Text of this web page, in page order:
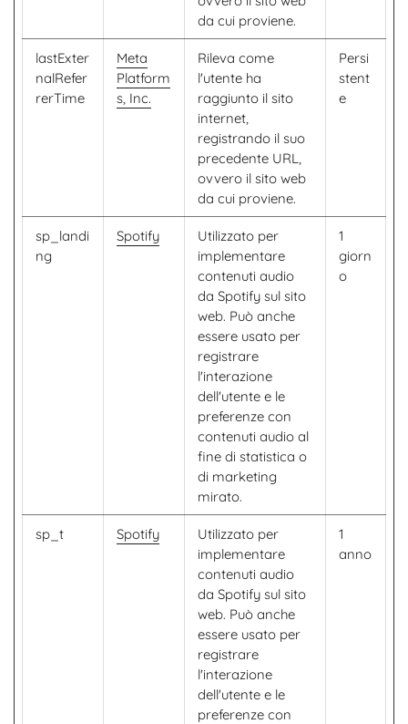
da cui proviene.
lastExter
nalRefer
rerTime
Meta
Platform
s, Inc.
Rileva come
l'utente ha
raggiunto il sito
internet,
registrando il suo
precedente URL,
ovvero il sito web
da cui proviene.
Persi
stent
e
sp_landi
ng
Spotify
Utilizzato per
implementare
contenuti audio
da Spotify sul sito
web. Può anche
essere usato per
registrare
l'interazione
dell'utente e le
preferenze con
contenuti audio al
fine di statistica o
di marketing
mirato.
1
giorn
o
sp_t Spotify
Utilizzato per
implementare
contenuti audio
da Spotify sul sito
web. Può anche
essere usato per
registrare
l'interazione
dell'utente e le
preferenze con
1
anno